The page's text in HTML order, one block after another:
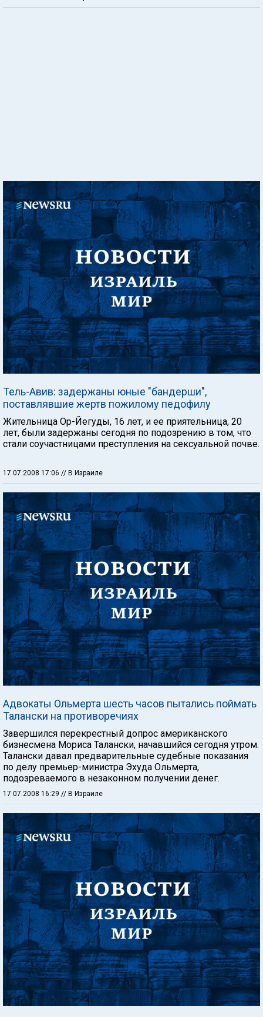
Тель-Авив: задержаны юные "бандерши",
поставлявшие жертв пожилому педофилу
Жительница Ор-Йегуды, 16 лет, и ее приятельница, 20
лет, были задержаны сегодня по подозрению в том, что
стали соучастницами преступления на сексуальной почве.
17.07.2008 17:06 // В Израиле
Адвокаты Ольмерта шесть часов пытались поймать
Талански на противоречиях
Завершился перекрестный допрос американского
бизнесмена Мориса Талански, начавшийся сегодня утром.
Талански давал предварительные судебные показания
по делу премьер-министра Эхуда Ольмерта,
подозреваемого в незаконном получении денег.
17.07.2008 16:29 // В Израиле